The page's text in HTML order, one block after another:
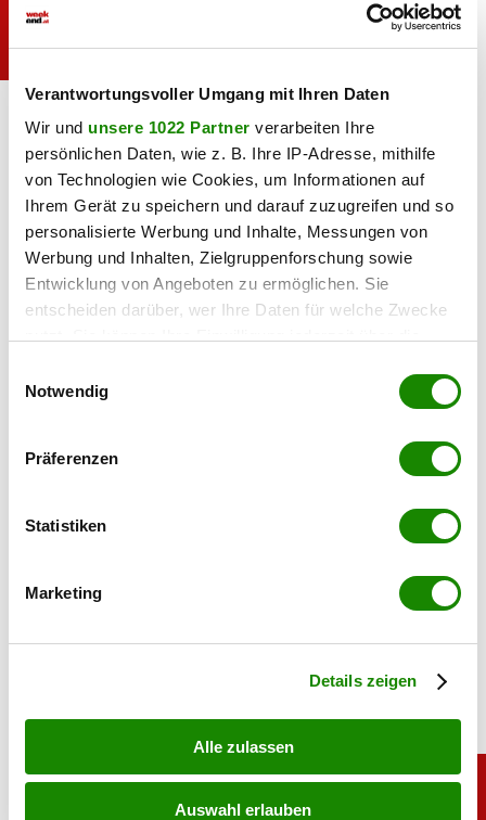
Verantwortungsvoller Umgang mit Ihren Daten
Wir und unsere 1022 Partner verarbeiten Ihre
persönlichen Daten, wie z. B. Ihre IP-Adresse, mithilfe
von Technologien wie Cookies, um Informationen auf
Ihrem Gerät zu speichern und darauf zuzugreifen und so
personalisierte Werbung und Inhalte, Messungen von
Werbung und Inhalten, Zielgruppenforschung sowie
Entwicklung von Angeboten zu ermöglichen. Sie
entscheiden darüber, wer Ihre Daten für welche Zwecke
Trigger Symbol ändern oder widerrufen
Informationen über Ihre geografische Lage
können
bestimmten Merkmalen (Fingerprinting) identifizieren
Erfahren Sie mehr darüber, wie Ihre persönlichen Daten
Notwendig
Präferenzen
Statistiken
Marketing
Details zeigen
Alle zulassen
Auswahl erlauben
Der Baumkronenweg Kopfing ist der längste
der Welt.
baumkronenweg.at
Auch in Österreich können Sie in den Bäumen nächtigen.
Mitten im Herzen des NaturerlebnisparksBaumkronenweg
Kopfingbefindet sich die höchste der bisher vorgestellten
Wipfel-Schlafstätten. Die 6 Holz-Häuschen befinden sich in
luftigen 10 Metern Höhe und „schweben” auf robusten
Stelzen, die über 72 Stufen zu erreichen sind. Höhenangst
Schicken Sie uns Ihr
teilen